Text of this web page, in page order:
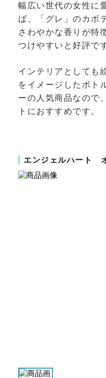
幅広い世代の女性に
ば、「グレ」のカボ
さわやかな香りが特
つけやすいと好評で
インテリアとしても
をイメージしたボト
ーの人気商品なので
トにおすすめです。
エンジェルハート